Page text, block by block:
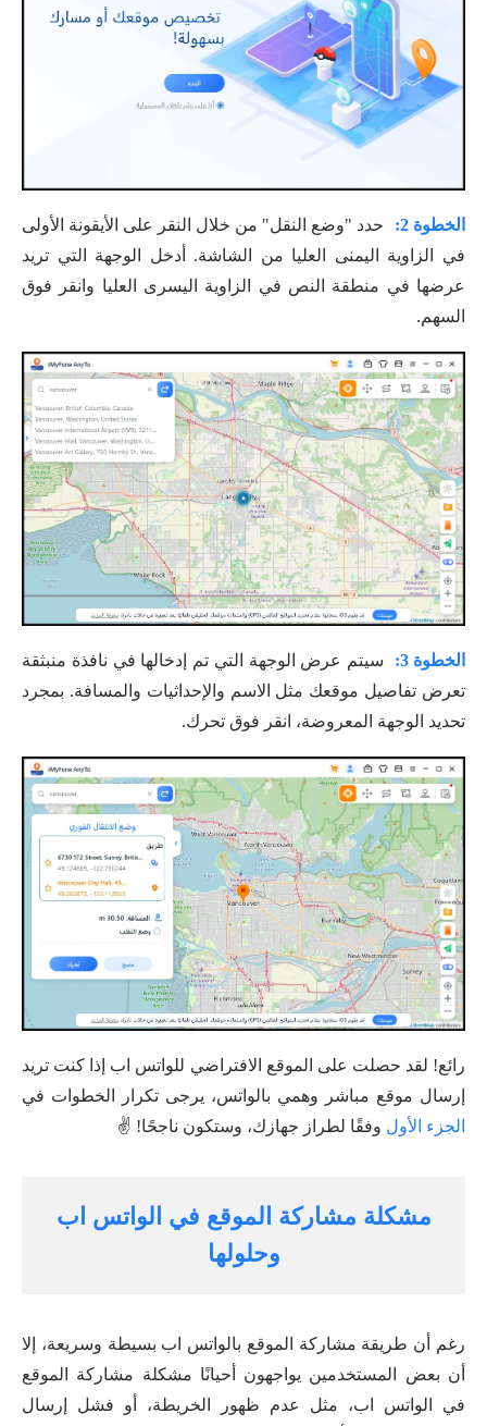
الخطوة 2:
حدد "وضع النقل" من خلال النقر على الأيقونة الأولى
في الزاوية اليمنى العليا من الشاشة. أدخل الوجهة التي تريد
عرضها في منطقة النص في الزاوية اليسرى العليا وانقر فوق
السهم.
الخطوة 3:
سيتم عرض الوجهة التي تم إدخالها في نافذة منبثقة
تعرض تفاصيل موقعك مثل الاسم والإحداثيات والمسافة. بمجرد
تحديد الوجهة المعروضة، انقر فوق تحرك.
رائع! لقد حصلت على الموقع الافتراضي للواتس اب إذا كنت تريد
إرسال موقع مباشر وهمي بالواتس، يرجى تكرار الخطوات في
الجزء الأول وفقًا لطراز جهازك، وستكون ناجحًا! ✌
مشكلة مشاركة الموقع في الواتس اب
وحلولها
رغم أن طريقة مشاركة الموقع بالواتس اب بسيطة وسريعة، إلا
أن بعض المستخدمين يواجهون أحيانًا مشكلة مشاركة الموقع
في الواتس اب، مثل عدم ظهور الخريطة، أو فشل إرسال